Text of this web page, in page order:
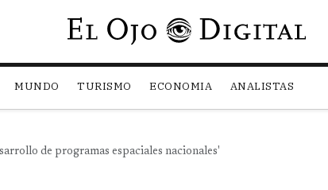
Pasar al contenido principal
MUNDO TURISMO ECONOMIA ANALISTAS
de programas espaciales nacionales'